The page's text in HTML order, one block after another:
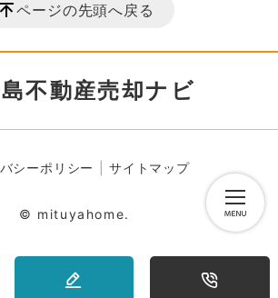
ページの先頭へ戻る
不動産売却ナビ
シーポリシー サイトマップ
© mituyahome.